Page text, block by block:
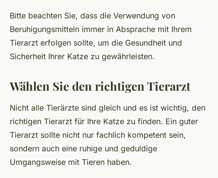
Bitte beachten Sie, dass die Verwendung von
Beruhigungsmitteln immer in Absprache mit Ihrem
Tierarzt erfolgen sollte, um die Gesundheit und
Sicherheit Ihrer Katze zu gewährleisten.
Wählen Sie den richtigen Tierarzt
Nicht alle Tierärzte sind gleich und es ist wichtig, den
richtigen Tierarzt für Ihre Katze zu finden. Ein guter
Tierarzt sollte nicht nur fachlich kompetent sein,
sondern auch eine ruhige und geduldige
Umgangsweise mit Tieren haben.